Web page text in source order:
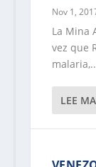
Nov 1,
La Mina
vez que
LEE